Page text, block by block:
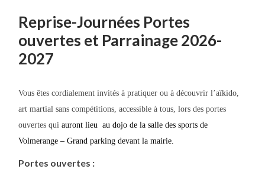
Reprise-Journées Portes
ouvertes et Parrainage 2026-
2027
Vous êtes cordialement invités à pratiquer ou à découvrir l’aïkido,
art martial sans compétitions, accessible à tous, lors des portes
ouvertes qui auront lieu au dojo de la salle des sports de
Volmerange – Grand parking devant la mairie.
Portes ouvertes :